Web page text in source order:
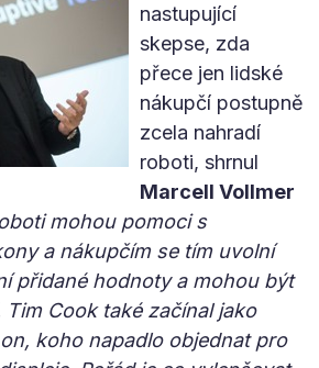
nastupující
skepse, zda
přece jen lidské
nákupčí postupně
zcela nahradí
roboti, shrnul
Marcell Vollmer
mohou pomoci s
a nákupčím se tím uvolní
přidané hodnoty a mohou být
Cook také začínal jako
koho napadlo objednat pro